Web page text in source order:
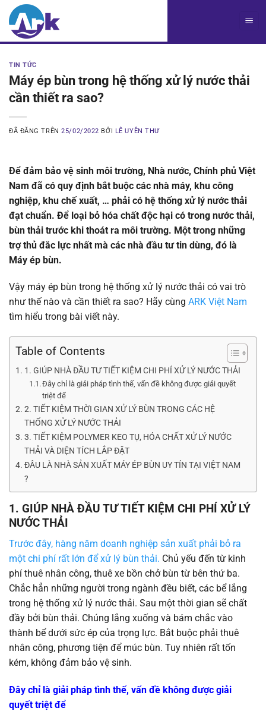
Chuyển
đến
TIN TỨC
Máy ép bùn trong hệ thống xử lý nước thải
cần thiết ra sao?
ĐÃ ĐĂNG TRÊN25/02/2022 BỞI LÊ UYÊN THƯ
Để đảm bảo vệ sinh môi trường, Nhà nước, Chính phủ Việt
Nam đã có quy định bắt buộc các nhà máy, khu công
nghiệp, khu chế xuất, … phải có hệ thống xử lý nước thải
đạt chuẩn. Để loại bỏ hóa chất độc hại có trong nước thải,
bùn thải trước khi thoát ra môi trường. Một trong những
trợ thủ đắc lực nhất mà các nhà đầu tư tin dùng, đó là
Máy ép bùn.
Vậy máy ép bùn trong hệ thống xử lý nước thải có vai trò
như thế nào và cần thiết ra sao? Hãy cùng ARK Việt Nam
tìm hiểu trong bài viết này.
Table of Contents
1. GIÚP NHÀ ĐẦU TƯ TIẾT KIỆM CHI PHÍ XỬ LÝ NƯỚC THẢI
Đây chỉ là giải pháp tình thế, vấn đề không được giải quyết
triệt để
2. TIẾT KIỆM THỜI GIAN XỬ LÝ BÙN TRONG CÁC HỆ
THỐNG XỬ LÝ NƯỚC THẢI
3. TIẾT KIỆM POLYMER KEO TỤ, HÓA CHẤT XỬ LÝ NƯỚC
THẢI VÀ DIỆN TÍCH LẮP ĐẶT
ĐÂU LÀ NHÀ SẢN XUẤT MÁY ÉP BÙN UY TÍN TẠI VIỆT NAM
?
1. GIÚP NHÀ ĐẦU TƯ TIẾT KIỆM CHI PHÍ XỬ LÝ
NƯỚC THẢI
Trước đây, hàng năm doanh nghiệp sản xuất phải bỏ ra
một chi phí rất lớn để xử lý bùn thải. Chủ yếu đến từ kinh
phí thuê nhân công, thuê xe bồn chở bùn từ bên thứ ba.
Chắc hẳn những người trong ngành đều biết, các bể lắng
trong hệ thống xử lý nước thải. Sau một thời gian sẽ chất
đầy bởi bùn thải. Chúng lắng xuống và bám chắc vào
thành bể dưới sức ép của trọng lực. Bắt buộc phải thuê
nhân công, phương tiện để múc bùn. Tuy nhiên rất tốn
kém, không đảm bảo vệ sinh.
Đây chỉ là giải pháp tình thế, vấn đề không được giải
quyết triệt để